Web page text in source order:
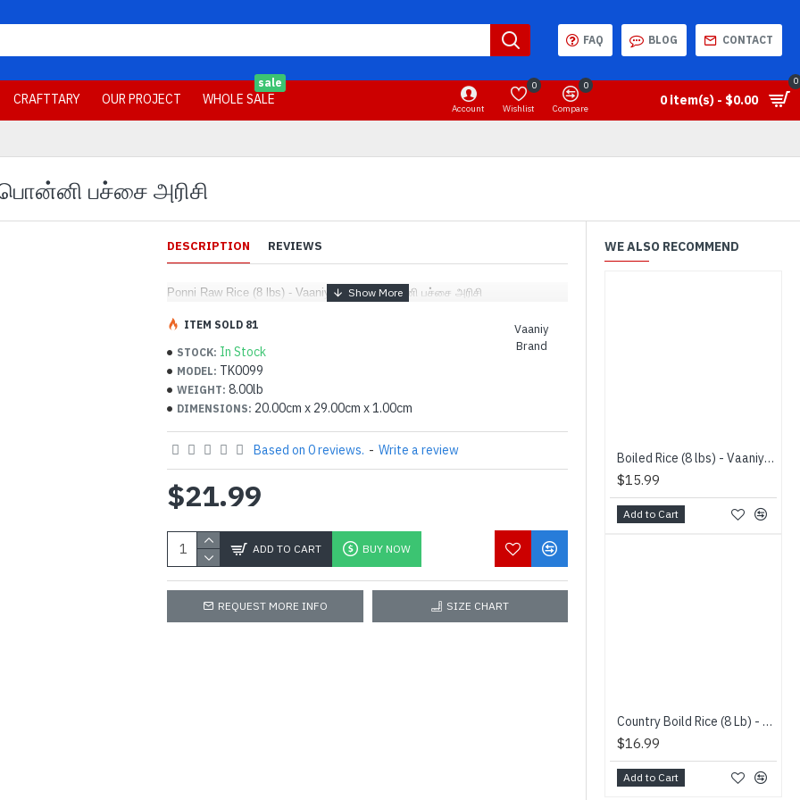
FAQ BLOG CONTACT
CRAFTTARY OUR PROJECT WHOLE SALE
sale
Account Wishlist
0
Compare
0
0 item(s) - $0.00
0
- பொன்னி பச்சை அரிசி
DESCRIPTION REVIEWS
Ponni Raw Rice (8 lbs) - Vaaniy Brand - பொன்னி பச்சை அரிசி
STOCK: In Stock
MODEL: TK0099
WEIGHT: 8.00lb
DIMENSIONS: 20.00cm x 29.00cm x 1.00cm
Vaaniy
Brand
ITEM SOLD 81
Based on 0 reviews. - Write a review
$21.99
ADD TO CART BUY NOW
REQUEST MORE INFO SIZE CHART
WE ALSO RECOMMEND
Boiled Rice (8 lbs) - Vaaniy Brand - குத்தரிசி
$15.99
Add to Cart
Country Boild Rice (8 Lb) - Vaaniy Brand - நாட்டுக்குத்தரிசி
$16.99
Add to Cart